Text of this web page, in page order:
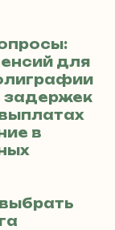
для
задержек
в